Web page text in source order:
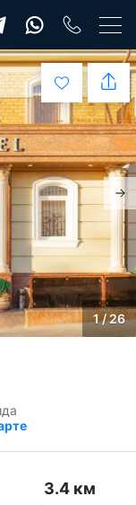
1 / 26
3.4км